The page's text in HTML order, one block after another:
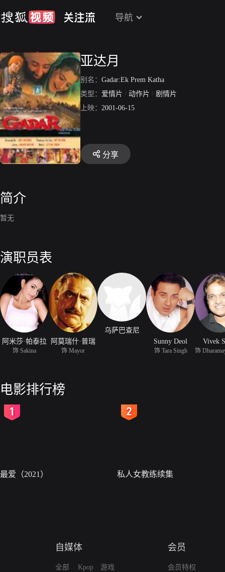
导航
亚达月
别名： Gadar:Ek Prem Katha
类型： 爱情片 / 动作片 / 剧情片
上映： 2001-06-15
分享
简介
暂无
演职员表
阿米莎·帕泰拉
饰 Sakina
阿莫瑞什·普瑞
饰 Mayor
乌萨巴查尼
Sunny Deol
饰 Tara Singh
Vivek
电影排行榜
最爱（2021） 私人女教练续集
自媒体
全部
Kpop
游戏
会员
会员特权